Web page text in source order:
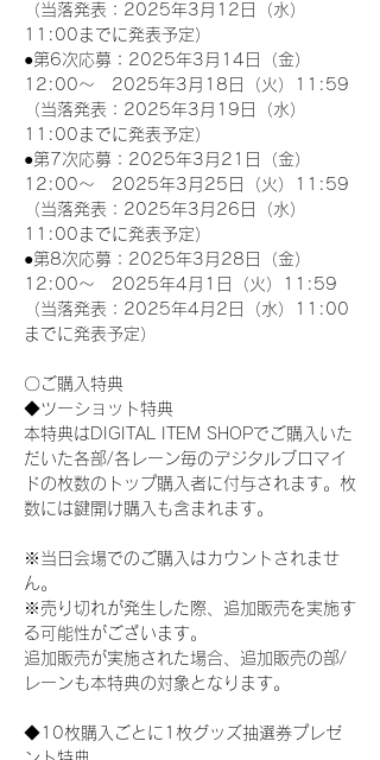
（当落発表：2025年3月12日（水）
11:00までに発表予定）
●第6次応募：2025年3月14日（金）
12:00～　2025年3月18日（火）11:59
（当落発表：2025年3月19日（水）
11:00までに発表予定）
●第7次応募：2025年3月21日（金）
12:00～　2025年3月25日（火）11:59
（当落発表：2025年3月26日（水）
11:00までに発表予定）
●第8次応募：2025年3月28日（金）
12:00～　2025年4月1日（火）11:59
（当落発表：2025年4月2日（水）11:00
までに発表予定）
〇ご購入特典
◆ツーショット特典
本特典はDIGITAL ITEM SHOPでご購入いた
だいた各部/各レーン毎のデジタルブロマイ
ドの枚数のトップ購入者に付与されます。枚
数には鍵開け購入も含まれます。
※当日会場でのご購入はカウントされませ
ん。
※売り切れが発生した際、追加販売を実施す
る可能性がございます。
追加販売が実施された場合、追加販売の部/
レーンも本特典の対象となります。
◆10枚購入ごとに1枚グッズ抽選券プレゼ